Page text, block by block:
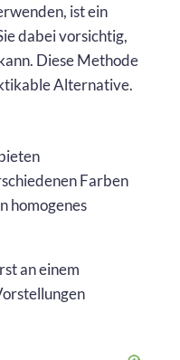
ist ein
dabei vorsichtig,
Diese Methode
Alternative.
Farben
homogenes
an einem